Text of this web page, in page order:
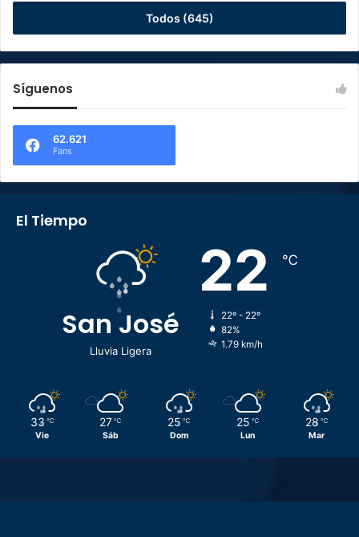
Todos (645)
Síguenos
62.621
Fans
El Tiempo
San José
Lluvia Ligera
22 ℃
22º - 22º
82%
1.79 km/h
33 ℃
Vie
27 ℃
Sáb
25 ℃
Dom
25 ℃
Lun
28 ℃
Mar